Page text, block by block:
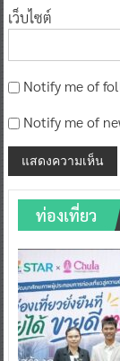
เว็บไซต์
Notify me of
Notify me of
ท่องเที่ยว